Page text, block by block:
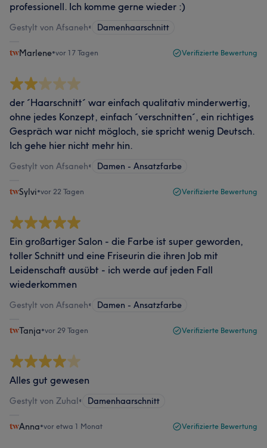
professionell. Ich komme gerne wieder :)
Gestylt von Afsaneh• Damenhaarschnitt
Marlene•vor 17 Tagen Verifizierte Bewertung
der ´Haarschnitt´ war einfach qualitativ minderwertig,
ohne jedes Konzept, einfach ´verschnitten´, ein richtiges
Gespräch war nicht mögloch, sie spricht wenig Deutsch.
Ich gehe hier nicht mehr hin.
Gestylt von Afsaneh• Damen - Ansatzfarbe
Sylvi•vor 22 Tagen Verifizierte Bewertung
Ein großartiger Salon - die Farbe ist super geworden,
toller Schnitt und eine Friseurin die ihren Job mit
Leidenschaft ausübt - ich werde auf jeden Fall
wiederkommen
Gestylt von Afsaneh• Damen - Ansatzfarbe
Tanja•vor 29 Tagen Verifizierte Bewertung
Alles gut gewesen
Gestylt von Zuhal• Damenhaarschnitt
Anna•vor etwa 1 Monat Verifizierte Bewertung